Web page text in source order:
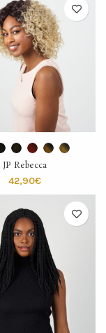
JP Rebecca
€